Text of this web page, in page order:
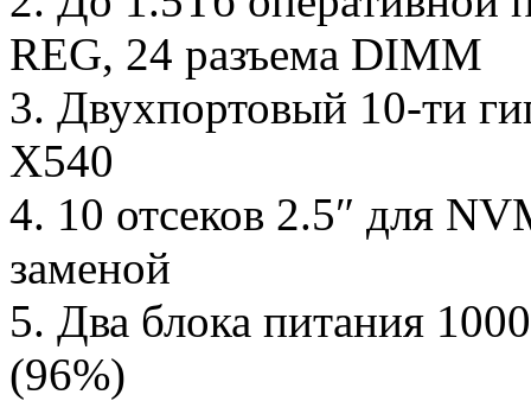
REG, 24 разъема DIMM
3. Двухпортовый 10-ти
X540
4. 10 отсеков 2.5″ для
заменой
5. Два блока питания
(96%)